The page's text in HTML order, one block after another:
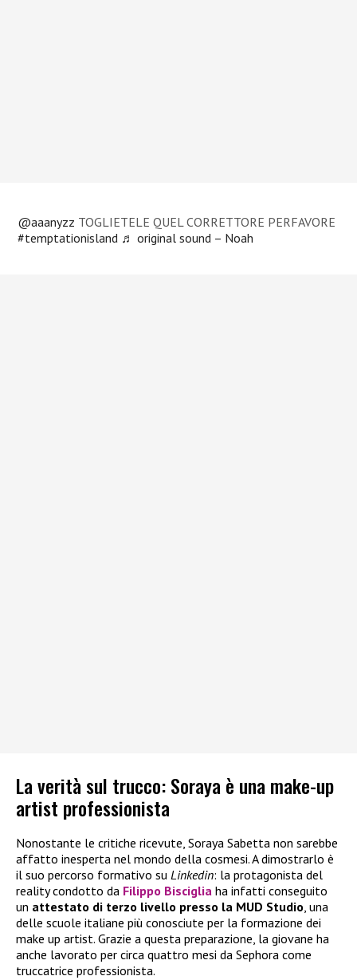
@aaanyzz TOGLIETELE QUEL CORRETTORE PERFAVORE
#temptationisland ♬ original sound – Noah
La verità sul trucco: Soraya è una make-up
artist professionista
Nonostante le critiche ricevute, Soraya Sabetta non sarebbe
affatto inesperta nel mondo della cosmesi. A dimostrarlo è
il suo percorso formativo su Linkedin: la protagonista del
reality condotto da Filippo Bisciglia ha infatti conseguito
un attestato di terzo livello presso la MUD Studio, una
delle scuole italiane più conosciute per la formazione dei
make up artist. Grazie a questa preparazione, la giovane ha
anche lavorato per circa quattro mesi da Sephora come
truccatrice professionista.